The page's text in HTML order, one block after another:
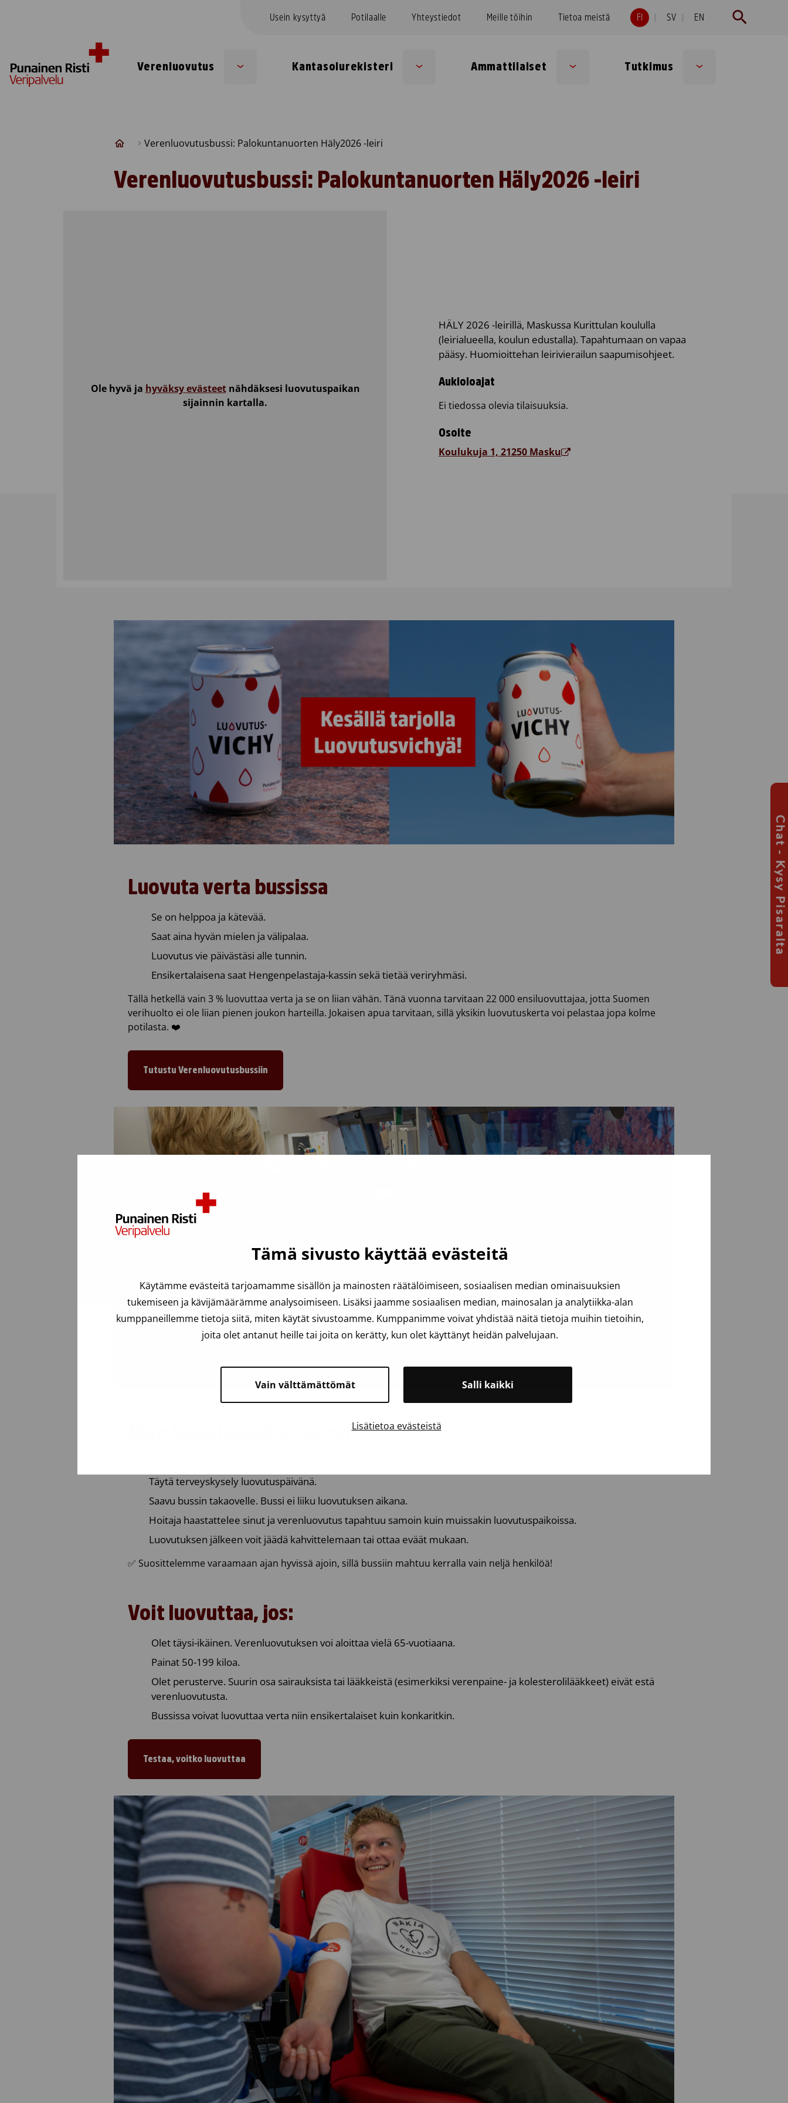
Tämä sivusto käyttää evästeitä
Käytämme evästeitä tarjoamamme sisällön ja mainosten räätälöimiseen, sosiaalisen median ominaisuuksien
tukemiseen ja kävijämäärämme analysoimiseen. Lisäksi jaamme sosiaalisen median, mainosalan ja analytiikka-alan
kumppaneillemme tietoja siitä, miten käytät sivustoamme. Kumppanimme voivat yhdistää näitä tietoja muihin tietoihin,
joita olet antanut heille tai joita on kerätty, kun olet käyttänyt heidän palvelujaan.
Vain välttämättömät Salli kaikki
Lisätietoa evästeistä
Usein kysyttyä Potilaalle Yhteystiedot Meille töihin Tietoa meistä FI SV EN
Verenluovutus Kantasolurekisteri Ammattilaiset Tutkimus
Verenluovutusbussi: Palokuntanuorten Häly2026 -leiri
Verenluovutusbussi: Palokuntanuorten Häly2026 -leiri
Ole hyvä ja hyväksy evästeetnähdäksesi luovutuspaikan
sijainnin kartalla.
HÄLY 2026 -leirillä, Maskussa Kurittulan koululla
(leirialueella, koulun edustalla). Tapahtumaan on vapaa
pääsy. Huomioittehan leirivierailun saapumisohjeet.
Aukioloajat
Ei tiedossa olevia tilaisuuksia.
Osoite
Koulukuja 1, 21250 Masku
Luovuta verta bussissa
Se on helppoa ja kätevää.
Saat aina hyvän mielen ja välipalaa.
Luovutus vie päivästäsi alle tunnin.
Ensikertalaisena saat Hengenpelastaja-kassin sekä tietää veriryhmäsi.
Tällä hetkellä vain 3 % luovuttaa verta ja se on liian vähän. Tänä vuonna tarvitaan 22 000 ensiluovuttajaa, jotta Suomen
verihuolto ei ole liian pienen joukon harteilla. Jokaisen apua tarvitaan, sillä yksikin luovutuskerta voi pelastaa jopa kolme
potilasta. ❤️
Tutustu Verenluovutusbussiin
Täytä terveyskysely luovutuspäivänä.
Saavu bussin takaovelle. Bussi ei liiku luovutuksen aikana.
Hoitaja haastattelee sinut ja verenluovutus tapahtuu samoin kuin muissakin luovutuspaikoissa.
Luovutuksen jälkeen voit jäädä kahvittelemaan tai ottaa eväät mukaan.
✅ Suosittelemme varaamaan ajan hyvissä ajoin, sillä bussiin mahtuu kerralla vain neljä henkilöä!
Voit luovuttaa, jos:
Olet täysi-ikäinen. Verenluovutuksen voi aloittaa vielä 65-vuotiaana.
Painat 50-199 kiloa.
Olet perusterve. Suurin osa sairauksista tai lääkkeistä (esimerkiksi verenpaine- ja kolesterolilääkkeet) eivät estä
verenluovutusta.
Bussissa voivat luovuttaa verta niin ensikertalaiset kuin konkaritkin.
Testaa, voitko luovuttaa
Chat - Kysy Pisaralta